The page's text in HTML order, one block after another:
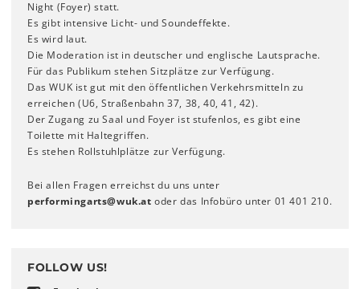
Night (Foyer) statt.
Es gibt intensive Licht- und Soundeffekte.
Es wird laut.
Die Moderation ist in deutscher und englische Lautsprache.
Für das Publikum stehen Sitzplätze zur Verfügung.
Das WUK ist gut mit den öffentlichen Verkehrsmitteln zu
erreichen (U6, Straßenbahn 37, 38, 40, 41, 42).
Der Zugang zu Saal und Foyer ist stufenlos, es gibt eine
Toilette mit Haltegriffen.
Es stehen Rollstuhlplätze zur Verfügung.
Bei allen Fragen erreichst du uns unter
performingarts@wuk.at oder das Infobüro unter 01 401 210.
FOLLOW US!